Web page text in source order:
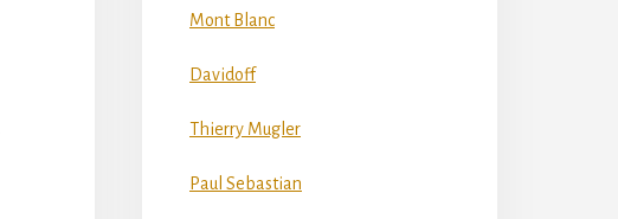
Mont Blanc
Davidoff
Thierry Mugler
Paul Sebastian